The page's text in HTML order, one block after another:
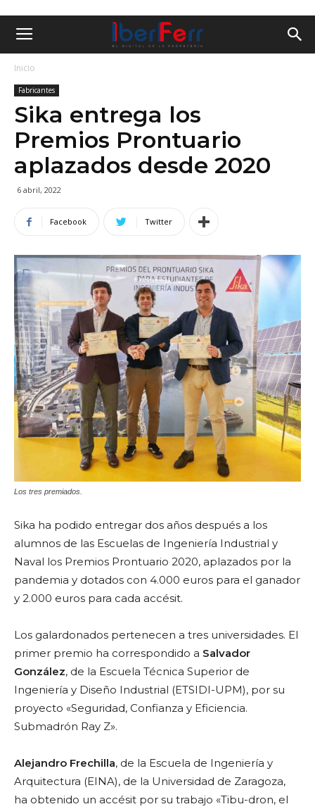
Inicio
Fabricantes
Sika entrega los
Premios Prontuario
aplazados desde 2020
6 abril, 2022
Facebook Twitter
Los tres premiados.
Sika ha podido entregar dos años después a los
alumnos de las Escuelas de Ingeniería Industrial y
Naval los Premios Prontuario 2020, aplazados por la
pandemia y dotados con 4.000 euros para el ganador
y 2.000 euros para cada accésit.
Los galardonados pertenecen a tres universidades. El
primer premio ha correspondido a Salvador
González, de la Escuela Técnica Superior de
Ingeniería y Diseño Industrial (ETSIDI-UPM), por su
proyecto «Seguridad, Confianza y Eficiencia.
Submadrón Ray Z».
Alejandro Frechilla, de la Escuela de Ingeniería y
Arquitectura (EINA), de la Universidad de Zaragoza,
ha obtenido un accésit por su trabajo «Tibu-dron, el